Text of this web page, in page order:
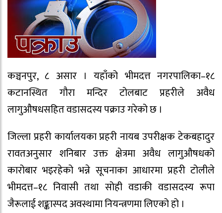
कञ्चनपुर, ८ असार । यहाँको भीमदत्त नगरपालिका–१८
कटानस्थित गौरा मन्दिर टोलबाट प्रहरीले अवैध
लागुऔषधसहित वडासदस्य पक्राउ गरेको छ ।
जिल्ला प्रहरी कार्यालयका प्रहरी नायब उपरीक्षक टेकबहादुर
रावतअनुसार शनिबार उक्त क्षेत्रमा अवैध लागुऔषधको
कारोबार भइरहेको भन्ने सूचनाका आधारमा प्रहरी टोलीले
भीमदत्त–१८ निवासी तथा सोही वडाकी वडासदस्य रूपा
जैरूलाई शङ्कास्पद अवस्थामा नियन्त्रणमा लिएको हो ।